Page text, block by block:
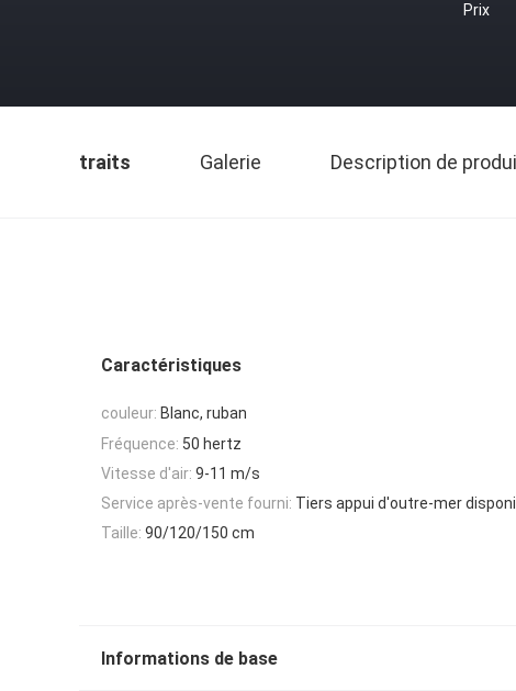
Prix
traits Galerie Description de
Caractéristiques
couleur: Blanc, ruban
Fréquence: 50 hertz
Vitesse d'air: 9-11 m/s
Service après-vente fourni: Tiers appui d'outre-mer
Taille: 90/120/150 cm
Informations de base